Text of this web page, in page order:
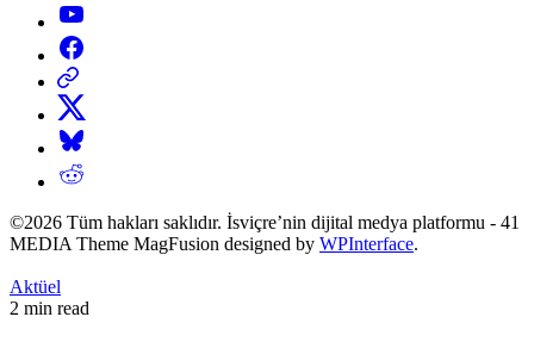
YouTube
Facebook
Threads
X
Bluesky
Reddit
©2026 Tüm hakları saklıdır. İsviçre’nin dijital medya platformu - 41
MEDIA Theme MagFusion designed by WPInterface.
Posted
in
Aktüel
Estimated
2 min read